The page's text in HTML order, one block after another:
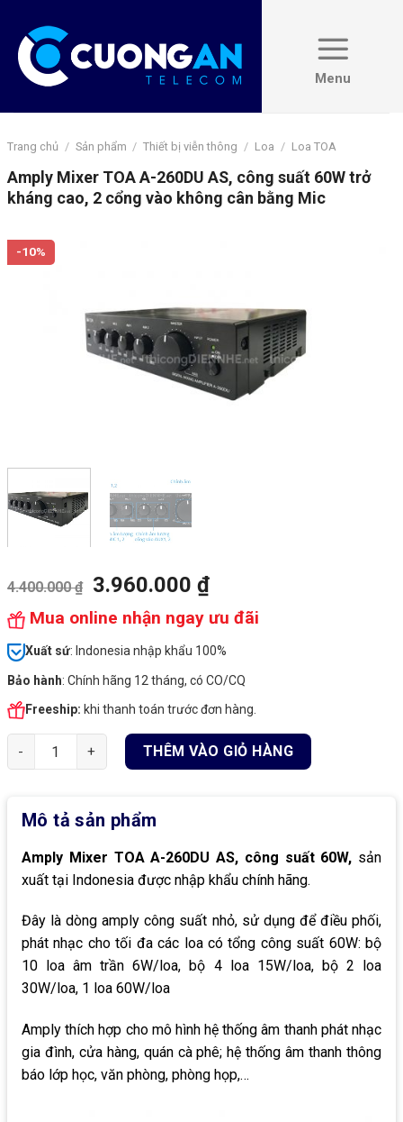
content
Trang chủ / Sản phẩm / Thiết bị viễn thông / Loa / Loa TOA
Amply Mixer TOA A-260DU AS, công suất 60W trở
kháng cao, 2 cổng vào không cân bằng Mic
-10%
4.400.000₫ 3.960.000₫
Mua online nhận ngay ưu đãi
Xuất sứ: Indonesia nhập khẩu 100%
Bảo hành: Chính hãng 12 tháng, có CO/CQ
Freeship: khi thanh toán trước đơn hàng.
Amply Mixer TOA A-260DU AS, công suất 60W trở kháng cao,
THÊM VÀO GIỎ HÀNG
Mô tả sản phẩm
Amply Mixer TOA A-260DU AS, công suất 60W, sản
xuất tại Indonesia được nhập khẩu chính hãng.
Đây là dòng amply công suất nhỏ, sử dụng để điều phối,
phát nhạc cho tối đa các loa có tổng công suất 60W: bộ
10 loa âm trần 6W/loa, bộ 4 loa 15W/loa, bộ 2 loa
30W/loa, 1 loa 60W/loa
Amply thích hợp cho mô hình hệ thống âm thanh phát nhạc
gia đình, cửa hàng, quán cà phê; hệ thống âm thanh thông
báo lớp học, văn phòng, phòng họp,…